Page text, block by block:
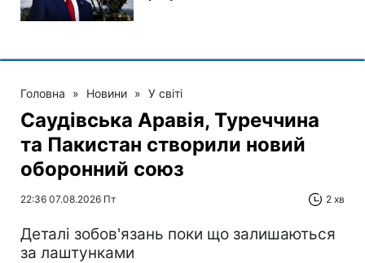
Головна » Новини » У світі
Саудівська Аравія, Туреччина
та Пакистан створили новий
оборонний союз
22:36 07.08.2026 Пт 2 хв
Деталі зобов'язань поки що залишаються
за лаштунками